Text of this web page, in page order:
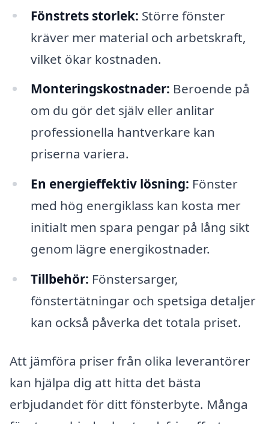
Fönstrets storlek: Större fönster
kräver mer material och arbetskraft,
vilket ökar kostnaden.
Monteringskostnader: Beroende på
om du gör det själv eller anlitar
professionella hantverkare kan
priserna variera.
En energieffektiv lösning: Fönster
med hög energiklass kan kosta mer
initialt men spara pengar på lång sikt
genom lägre energikostnader.
Tillbehör: Fönstersarger,
fönstertätningar och spetsiga detaljer
kan också påverka det totala priset.
Att jämföra priser från olika leverantörer
kan hjälpa dig att hitta det bästa
erbjudandet för ditt fönsterbyte. Många